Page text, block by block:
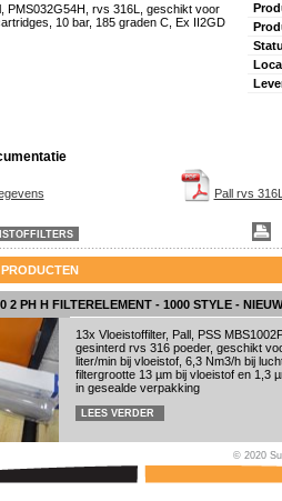
PMS032G54H, rvs 316L, geschikt voor
10 bar, 185 graden C, Ex II2GD
Pall rvs
2 PH H FILTERELEMENT - 1000 STYLE -
13x Vloeistoffilter, Pall, PSS
gesinterd rvs 316 poeder, geschikt
liter/min bij vloeistof, 6,3 Nm3/h bij
filtergrootte 13 µm bij vloeistof en 1,3
in gesealde verpakking
LEES VERDER
© 2020